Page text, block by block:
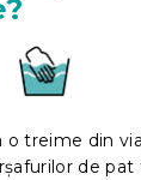
o treime din
de